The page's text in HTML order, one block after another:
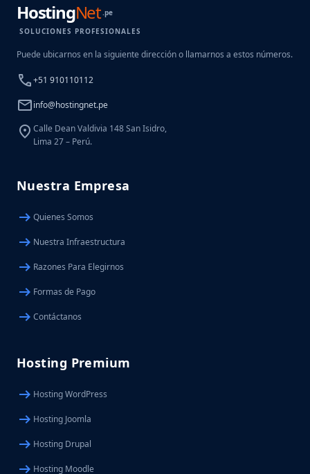
HostingNet.pe
SOLUCIONES PROFESIONALES
Puede ubicarnos en la siguiente dirección o llamarnos a estos números.
call+51 910110112
mailinfo@hostingnet.pe
location_on Calle Dean Valdivia 148 San Isidro,
Lima 27 – Perú.
Nuestra Empresa
arrow_right_alt Quienes Somos
arrow_right_alt Nuestra Infraestructura
arrow_right_alt Razones Para Elegirnos
arrow_right_alt Formas de Pago
arrow_right_alt Contáctanos
Hosting Premium
arrow_right_alt Hosting WordPress
arrow_right_alt Hosting Joomla
arrow_right_alt Hosting Drupal
arrow_right_alt Hosting Moodle